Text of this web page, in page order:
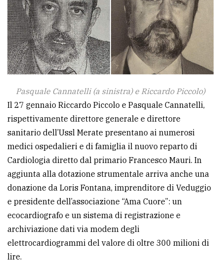
Pasquale Cannatelli (a sinistra) e Riccardo Piccolo)
Il 27 gennaio Riccardo Piccolo e Pasquale Cannatelli,
rispettivamente direttore generale e direttore
sanitario dell’Ussl Merate presentano ai numerosi
medici ospedalieri e di famiglia il nuovo reparto di
Cardiologia diretto dal primario Francesco Mauri. In
aggiunta alla dotazione strumentale arriva anche una
donazione da Loris Fontana, imprenditore di Veduggio
e presidente dell’associazione “Ama Cuore”: un
ecocardiografo e un sistema di registrazione e
archiviazione dati via modem degli
elettrocardiogrammi del valore di oltre 300 milioni di
lire.